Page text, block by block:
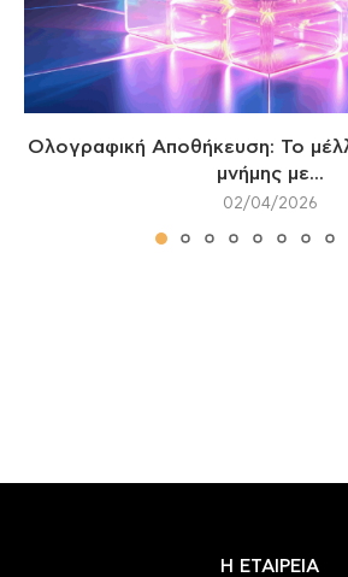
Ολογραφική Αποθήκευση: Το
μνήμης με...
02/04/2026
Η ΕΤΑΙΡΕΙΑ